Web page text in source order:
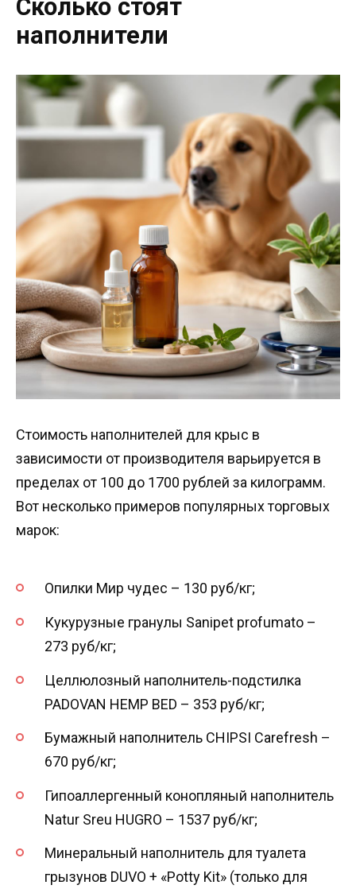
Сколько стоят
наполнители
Стоимость наполнителей для крыс в
зависимости от производителя варьируется в
пределах от 100 до 1700 рублей за килограмм.
Вот несколько примеров популярных торговых
марок:
Опилки Мир чудес – 130 руб/кг;
Кукурузные гранулы Sanipet profumato –
273 руб/кг;
Целлюлозный наполнитель-подстилка
PADOVAN HEMP BED – 353 руб/кг;
Бумажный наполнитель CHIPSI Carefresh –
670 руб/кг;
Гипоаллергенный конопляный наполнитель
Natur Sreu HUGRO – 1537 руб/кг;
Минеральный наполнитель для туалета
грызунов DUVO + «Potty Kit» (только для